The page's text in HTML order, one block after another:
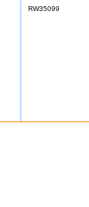
RW35099